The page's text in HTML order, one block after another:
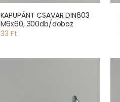
KAPUPÁNT CSAVAR DIN603
M6x60, 300db/doboz
33 Ft